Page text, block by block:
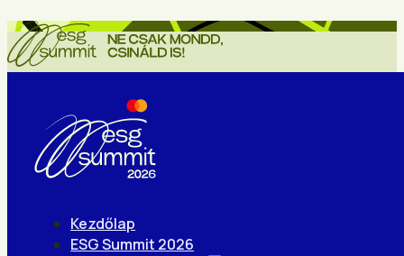
Kezdőlap
ESG Summit 2026